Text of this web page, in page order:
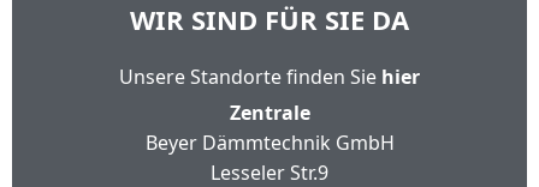
WIR SIND FÜR SIE DA
Unsere Standorte finden Sie hier
Zentrale
Beyer Dämmtechnik GmbH
Lesseler Str.9